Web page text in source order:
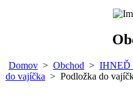
Domov > Obchod > IHNEĎ
do vajíčka > Podložka do